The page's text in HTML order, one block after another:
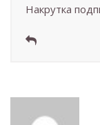
Накрутка